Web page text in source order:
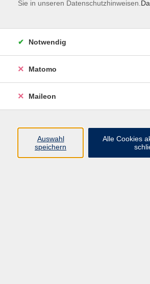
Sie in unseren Datenschutzhinweisen.
Notwendig
Matomo
Maileon
Auswahl
speichern
Alle Cookies